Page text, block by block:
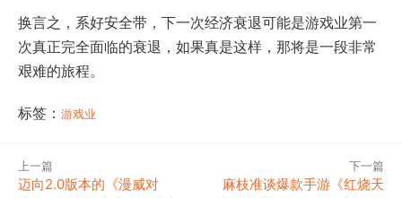
换言之，系好安全带，下一次经济衰退可能是游戏业第一
次真正完全面临的衰退，如果真是这样，那将是一段非常
艰难的旅程。
标签： 游戏业
上一篇
迈向2.0版本的《漫威对
下一篇
麻枝准谈爆款手游《红烧天